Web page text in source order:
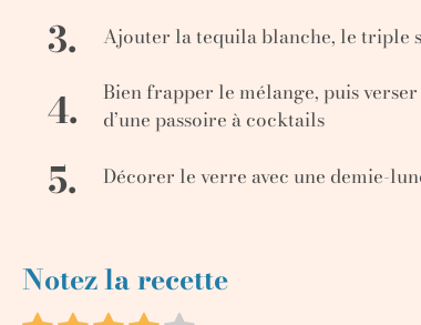
3. Ajouter la tequila blanche, le triple
4.
Bien frapper le mélange, puis
d’une passoire à cocktails
5. Décorer le verre avec une demie-
Notez la recette